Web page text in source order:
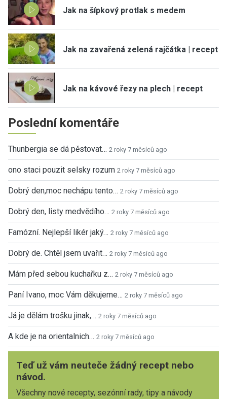
Jak na šípkový protlak s medem
Jak na zavařená zelená rajčátka | recept
Jak na kávové řezy na plech | recept
Poslední komentáře
Thunbergia se dá pěstovat… 2 roky 7 měsíců ago
ono staci pouzit selsky rozum 2 roky 7 měsíců ago
Dobrý den,moc nechápu tento… 2 roky 7 měsíců ago
Dobrý den, listy medvědího… 2 roky 7 měsíců ago
Famózní. Nejlepší likér jaký… 2 roky 7 měsíců ago
Dobrý de. Chtěl jsem uvařit… 2 roky 7 měsíců ago
Mám před sebou kuchařku z… 2 roky 7 měsíců ago
Paní Ivano, moc Vám děkujeme… 2 roky 7 měsíců ago
Já je dělám trošku jinak,… 2 roky 7 měsíců ago
A kde je na orientalnich… 2 roky 7 měsíců ago
Teď už vám neuteče žádný recept nebo
návod.
Všechny nové recepty, sezónní rady, tipy a návody